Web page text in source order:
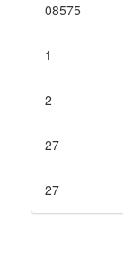
08575
1
2
27
27